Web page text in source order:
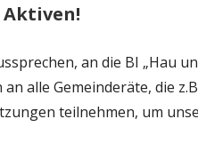
an die BI „Hau
alle Gemeinderäte, die
teilnehmen, um